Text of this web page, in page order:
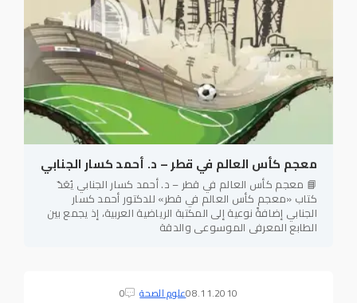
معجم كأس العالم في قطر – د. أحمد كسار الجنابي
📘 معجم كأس العالم في قطر – د. أحمد كسار الجنابي يُعَدّ
كتاب «معجم كأس العالم في قطر» للدكتور أحمد كسار
الجنابي إضافةً نوعية إلى المكتبة الرياضية العربية، إذ يجمع بين
الطابع المعرفي الموسوعي والدقة
08.11.2010علوم الصحة 0